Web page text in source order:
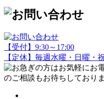
【受付】9:30～17:00
【定休】毎週水曜・日曜・